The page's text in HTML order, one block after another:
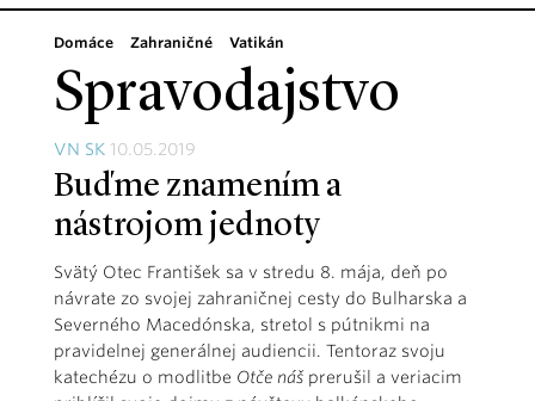
Domáce Zahraničné Vatikán
Spravodajstvo
VN SK 10.05.2019
Buďme znamením a
nástrojom jednoty
Svätý Otec František sa v stredu 8. mája, deň po
návrate zo svojej zahraničnej cesty do Bulharska a
Severného Macedónska, stretol s pútnikmi na
pravidelnej generálnej audiencii. Tentoraz svoju
katechézu o modlitbe Otče nášprerušil a veriacim